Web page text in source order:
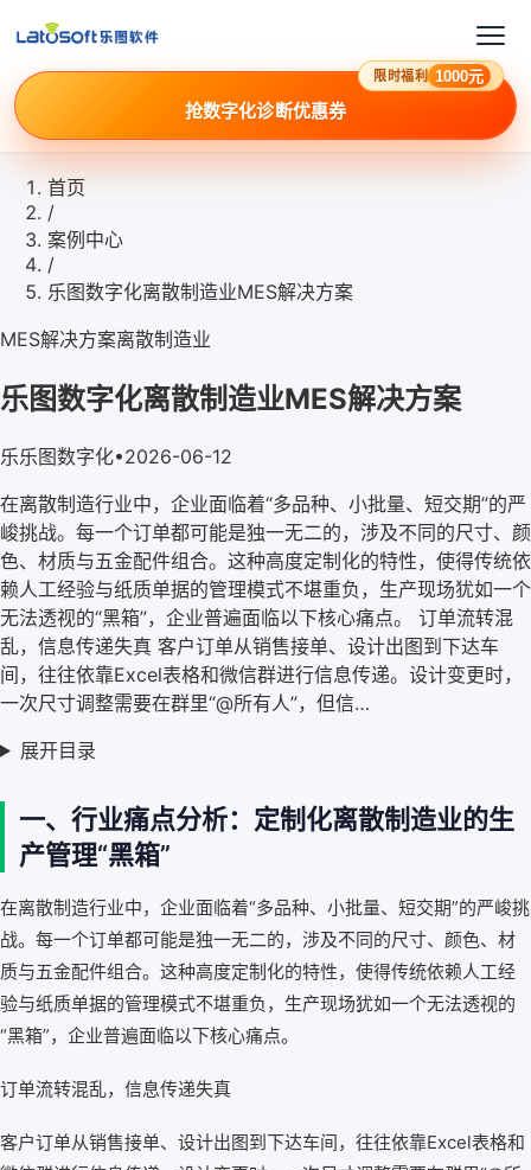
限时福利 1000元
抢数字化诊断优惠券
首页
/
案例中心
/
乐图数字化离散制造业MES解决方案
MES解决方案离散制造业
乐图数字化离散制造业MES解决方案
乐乐图数字化•2026-06-12
在离散制造行业中，企业面临着“多品种、小批量、短交期”的严
峻挑战。每一个订单都可能是独一无二的，涉及不同的尺寸、颜
色、材质与五金配件组合。这种高度定制化的特性，使得传统依
赖人工经验与纸质单据的管理模式不堪重负，生产现场犹如一个
无法透视的“黑箱”，企业普遍面临以下核心痛点。 订单流转混
乱，信息传递失真 客户订单从销售接单、设计出图到下达车
间，往往依靠Excel表格和微信群进行信息传递。设计变更时，
一次尺寸调整需要在群里“@所有人”，但信…
展开目录
一、行业痛点分析：定制化离散制造业的生
产管理“黑箱”
在离散制造行业中，企业面临着“多品种、小批量、短交期”的严峻挑
战。每一个订单都可能是独一无二的，涉及不同的尺寸、颜色、材
质与五金配件组合。这种高度定制化的特性，使得传统依赖人工经
验与纸质单据的管理模式不堪重负，生产现场犹如一个无法透视的
“黑箱”，企业普遍面临以下核心痛点。
订单流转混乱，信息传递失真
客户订单从销售接单、设计出图到下达车间，往往依靠Excel表格和